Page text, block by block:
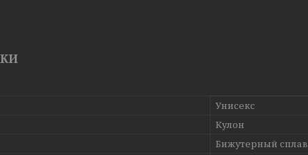
Унисекс
Кулон
Бижутерный сплав